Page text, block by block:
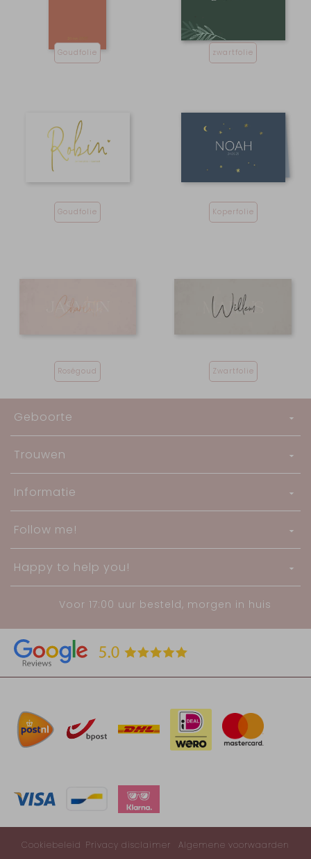
Goudfolie zwartfolie
Goudfolie Koperfolie
Roségoud Zwartfolie
Geboorte
Trouwen
Informatie
Follow me!
Happy to help you!
Voor 17:00 uur besteld, morgen in huis
Cookiebeleid Privacy disclaimer
Algemene voorwaarden